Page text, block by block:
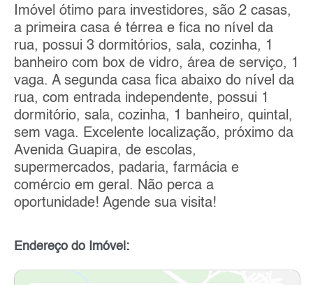
Imóvel ótimo para investidores, são 2 casas,
a primeira casa é térrea e fica no nível da
rua, possui 3 dormitórios, sala, cozinha, 1
banheiro com box de vidro, área de serviço, 1
vaga. A segunda casa fica abaixo do nível da
rua, com entrada independente, possui 1
dormitório, sala, cozinha, 1 banheiro, quintal,
sem vaga. Excelente localização, próximo da
Avenida Guapira, de escolas,
supermercados, padaria, farmácia e
comércio em geral. Não perca a
oportunidade! Agende sua visita!
Endereço do Imóvel: